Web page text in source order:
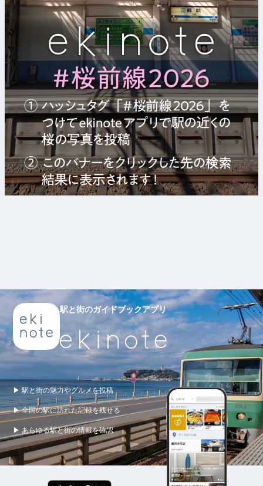
駅と街のガイドブックアプリ
▶ 駅と街の魅力やグルメを投稿
▶ 全国の駅に訪れた記録を残せる
▶ あらゆる駅と街の情報を確認